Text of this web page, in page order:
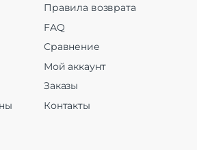
Правила возврата
FAQ
Сравнение
Мой аккаунт
Заказы
Контакты